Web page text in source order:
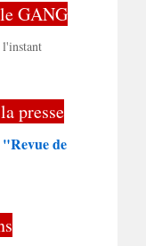
GANG
presse
"Revue de